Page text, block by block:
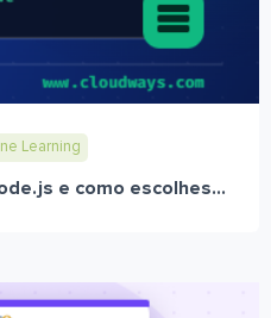
Learning
e como escolhes...